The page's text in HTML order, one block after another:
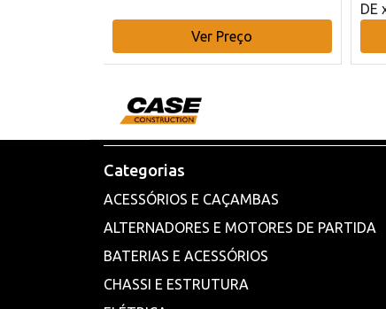
Ver Preço
DE
Categorias
ACESSÓRIOS E CAÇAMBAS
ALTERNADORES E MOTORES DE PARTIDA
BATERIAS E ACESSÓRIOS
CHASSI E ESTRUTURA